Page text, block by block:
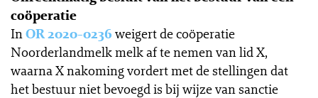
coöperatie
InOR 2020-0236 weigert de coöperatie
Noorderlandmelk melk af te nemen van lid X,
waarna X nakoming vordert met de stellingen dat
het bestuur niet bevoegd is bij wijze van sanctie